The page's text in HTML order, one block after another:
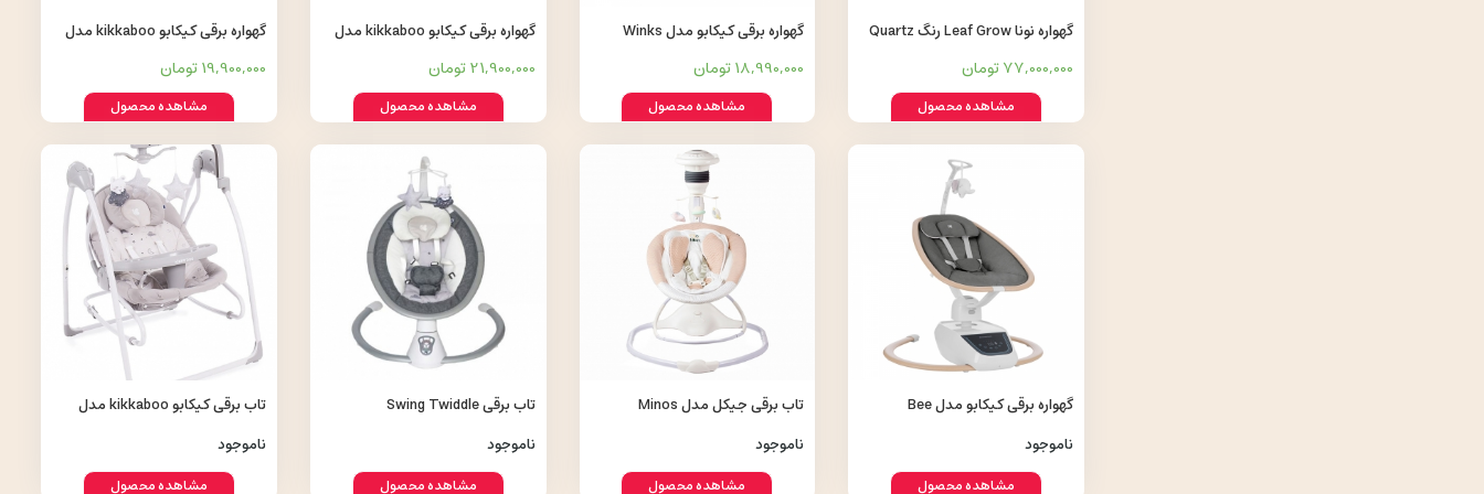
گهواره نونا Leaf Grow رنگ Quartz
77,000,000 تومان
مشاهده محصول
گهواره برقی کیکابو مدل Winks
18,990,000 تومان
مشاهده محصول
گهواره برقی کیکابو kikkaboo مدل
swing Ashlee
21,900,000 تومان
مشاهده محصول
گهواره برقی کیکابو kikkaboo مدل
swing codie
19,900,000 تومان
مشاهده محصول
گهواره برقی کیکابو مدل Bee
moove
ناموجود
مشاهده محصول
تاب برقی جیکل مدل Minos
ناموجود
مشاهده محصول
تاب برقی Swing Twiddle
ناموجود
مشاهده محصول
تاب برقی کیکابو kikkaboo مدل
miastella
ناموجود
مشاهده محصول